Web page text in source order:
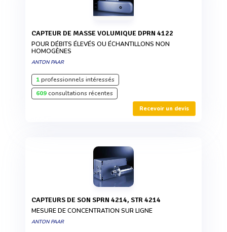
CAPTEUR DE MASSE VOLUMIQUE DPRN 4122
POUR DÉBITS ÉLEVÉS OU ÉCHANTILLONS NON
HOMOGÈNES
ANTON PAAR
1professionnels intéressés
609consultations récentes
Recevoir un devis
CAPTEURS DE SON SPRN 4214, STR 4214
MESURE DE CONCENTRATION SUR LIGNE
ANTON PAAR